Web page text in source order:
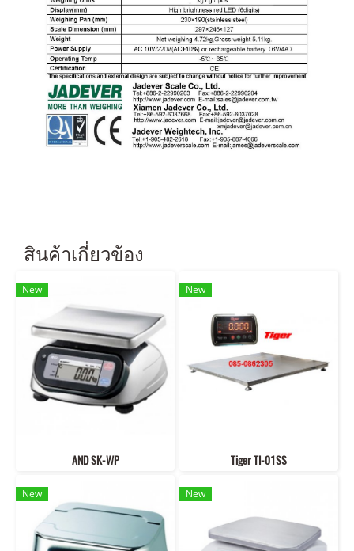
สินค้าเกี่ยวข้อง
New
AND SK-WP
New
Tiger TI-01SS
New New